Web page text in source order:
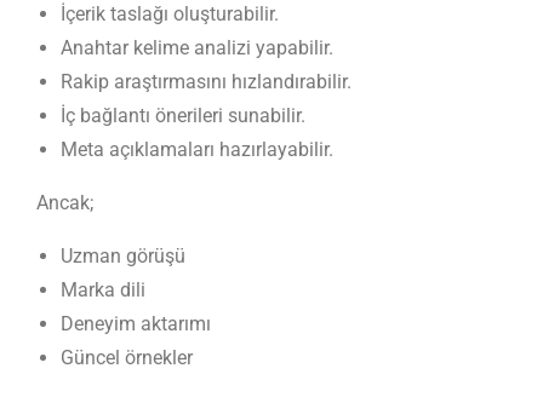
İçerik taslağı oluşturabilir.
Anahtar kelime analizi yapabilir.
Rakip araştırmasını hızlandırabilir.
İç bağlantı önerileri sunabilir.
Meta açıklamaları hazırlayabilir.
Ancak;
Uzman görüşü
Marka dili
Deneyim aktarımı
Güncel örnekler